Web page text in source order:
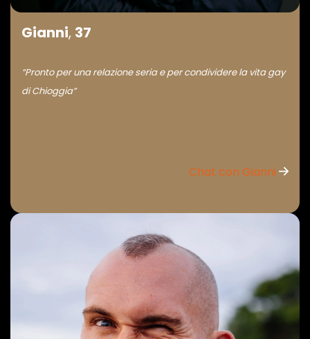
Gianni, 37
“Pronto per una relazione seria e per condividere la vita gay
di Chioggia”
Chat con Gianni